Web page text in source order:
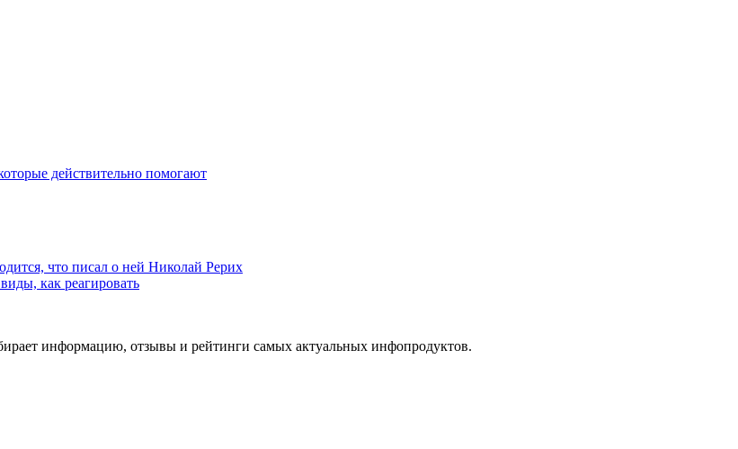
действительно помогают
что писал о ней Николай Рерих
как реагировать
информацию, отзывы и рейтинги самых актуальных инфопродуктов.